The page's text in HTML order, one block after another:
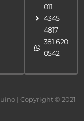
011
4345
4817
381 620
0542
| Copyright © 2021